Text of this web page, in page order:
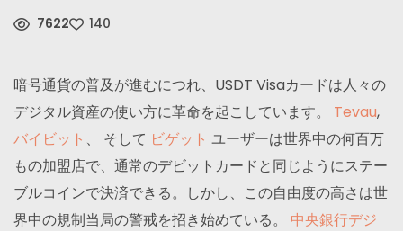
7622 140
暗号通貨の普及が進むにつれ、USDT Visaカードは人々の
デジタル資産の使い方に革命を起こしています。 Tevau,
バイビット 、 そして ビゲット ユーザーは世界中の何百万
もの加盟店で、通常のデビットカードと同じようにステー
ブルコインで決済できる。しかし、この自由度の高さは世
界中の規制当局の警戒を招き始めている。 中央銀行デジ